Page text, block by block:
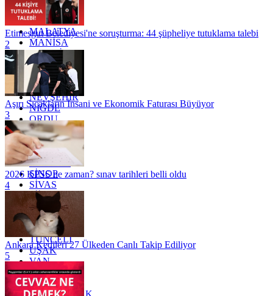
KÜTAHYA
KİLİS
MALATYA
MANİSA
MARDİN
MERSİN
MUĞLA
MUŞ
NEVŞEHİR
NİĞDE
ORDU
OSMANİYE
RİZE
SAKARYA
SAMSUN
SİNOP
SİVAS
SİİRT
TEKİRDAĞ
TOKAT
TRABZON
TUNCELİ
UŞAK
VAN
YALOVA
YOZGAT
ZONGULDAK
Etimesgut Belediyesi'ne soruşturma: 44 şüpheliye tutuklama talebi
2
Aşırı Sıcakların İnsani ve Ekonomik Faturası Büyüyor
3
2026 KPSS ne zaman? sınav tarihleri belli oldu
4
Ankara Kedileri 27 Ülkeden Canlı Takip Ediliyor
5